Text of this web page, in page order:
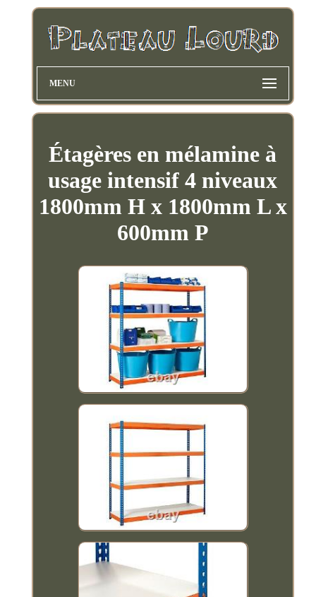
MENU
Étagères en mélamine à
usage intensif 4 niveaux
1800mm H x 1800mm L x
600mm P